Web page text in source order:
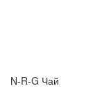
N-R-G Чай